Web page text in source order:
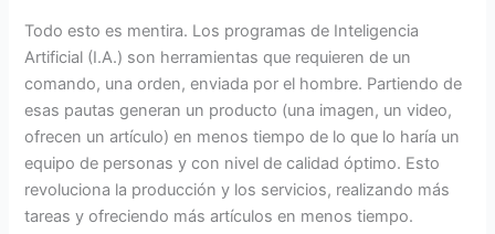
Todo esto es mentira. Los programas de Inteligencia
Artificial (I.A.) son herramientas que requieren de un
comando, una orden, enviada por el hombre. Partiendo de
esas pautas generan un producto (una imagen, un video,
ofrecen un artículo) en menos tiempo de lo que lo haría un
equipo de personas y con nivel de calidad óptimo. Esto
revoluciona la producción y los servicios, realizando más
tareas y ofreciendo más artículos en menos tiempo.